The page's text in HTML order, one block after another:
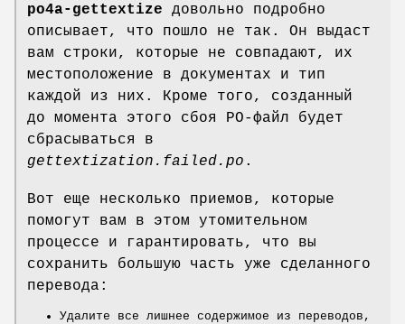
po4a-gettextize довольно подробно
описывает, что пошло не так. Он выдаст
вам строки, которые не совпадают, их
местоположение в документах и тип
каждой из них. Кроме того, созданный
до момента этого сбоя PO-файл будет
сбрасываться в
gettextization.failed.po .
Вот еще несколько приемов, которые
помогут вам в этом утомительном
процессе и гарантировать, что вы
сохранить большую часть уже сделанного
перевода:
Удалите все лишнее содержимое из переводов,